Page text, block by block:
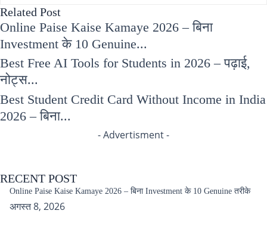
Related Post
Online Paise Kaise Kamaye 2026 – बिना
Investment के 10 Genuine...
Best Free AI Tools for Students in 2026 – पढ़ाई,
नोट्स...
Best Student Credit Card Without Income in India
2026 – बिना...
- Advertisment -
RECENT POST
Online Paise Kaise Kamaye 2026 – बिना Investment के 10 Genuine तरीके
अगस्त 8, 2026